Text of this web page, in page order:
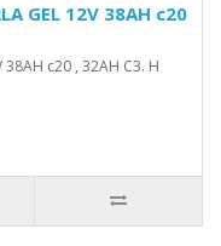
GEL 12V 38AH c20
38AH c20 , 32AH C3. Η